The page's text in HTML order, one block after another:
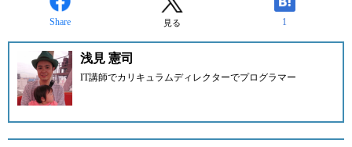
Share 見る 1
浅見 憲司
IT講師でカリキュラムディレクターでプログラマー